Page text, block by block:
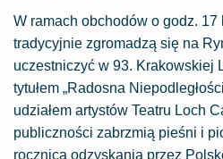
W ramach obchodów o godz.
tradycyjnie zgromadzą się na
uczestniczyć w 93. Krakowskiej
tytułem „Radosna
udziałem artystów Teatru Loch
publiczności zabrzmią pieśni i
rocznicą odzyskania przez